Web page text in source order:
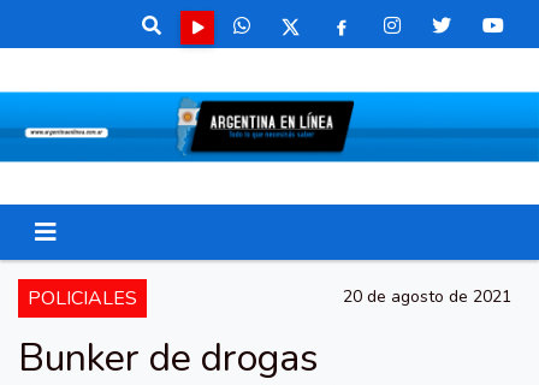
POLICIALES 20 de agosto de 2021
Bunker de drogas